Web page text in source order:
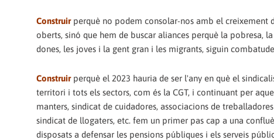
Construirperquè no podem consolar-nos amb el creixement
oberts, sinó que hem de buscar aliances perquè la pobresa,
dones, les joves i la gent gran i les migrants, siguin
Construir perquè el 2023 hauria de ser l'any en què el
territori i tots els sectors, com és la CGT, i continuant per
manters, sindicat de cuidadores, associacions de
sindicat de llogaters, etc. fem un primer pas cap a una
disposats a defensar les pensions públiques i els serveis